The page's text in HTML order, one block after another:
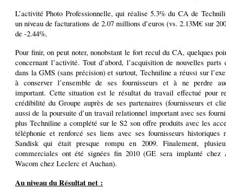
L’activité Photo Professionnelle, qui réalise 5.3% du CA de
un niveau de facturations de 2.07 millions d’euros (vs. 2.13M€ sur
de -2.44%.
Pour finir, on peut noter, nonobstant le fort recul du CA, quelques
concernant l’activité. Tout d’abord, l’acquisition de nouvelles parts
dans la GMS (sans précision) et surtout, Techniline a réussi sur
à conserver l’ensemble de ses fournisseurs et à ne perdre
important. Cette situation est le résultat du travail effectué pour
crédibilité du Groupe auprès de ses partenaires (fournisseurs et
aussi de la poursuite d’un travail relationnel important avec ses
plus Techniline a complété sur le S2 son offre produits avec les
téléphonie et renforcé ses liens avec ses fournisseurs historiques
Sandisk qui était presque rompu en 2009. Finalement,
commerciales ont été signées fin 2010 (GE sera implanté chez
Wacom chez Leclerc et Auchan).
Au niveau du Résultat net :